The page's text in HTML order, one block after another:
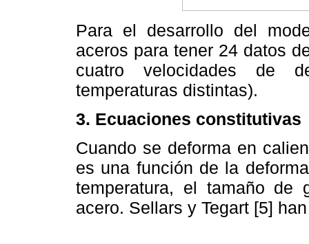
Para el desarrollo del
aceros para tener 24 datos
cuatro velocidades de
temperaturas distintas).
3. Ecuaciones constitutivas
Cuando se deforma en
es una función de la
temperatura, el tamaño de
acero. Sellars y Tegart [5]